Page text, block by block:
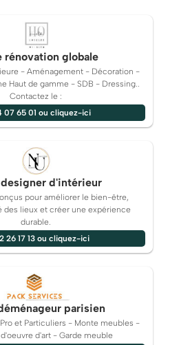
rénovation globale
- Aménagement - Décoration -
Haut de gamme - SDB - Dressing..
Contactez le :
07 65 01 ou cliquez-ici
d'intérieur
pour améliorer le bien-être,
des lieux et créer une expérience
durable.
26 17 13 ou cliquez-ici
parisien
et Particuliers - Monte meubles -
d'art - Garde meuble